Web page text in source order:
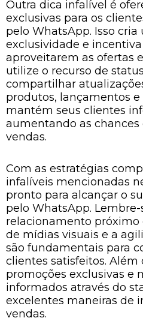
Outra dica infalível é
exclusivas para os
pelo WhatsApp. Isso cria
exclusividade e incentiva
aproveitarem as ofertas
utilize o recurso de
compartilhar
produtos, lançamentos e
mantém seus clientes
aumentando as chances
vendas.
Com as estratégias
infalíveis mencionadas
pronto para alcançar o
pelo WhatsApp.
relacionamento próximo
de mídias visuais e a
são fundamentais para
clientes satisfeitos. Além
promoções exclusivas e
informados através do
excelentes maneiras de
vendas.